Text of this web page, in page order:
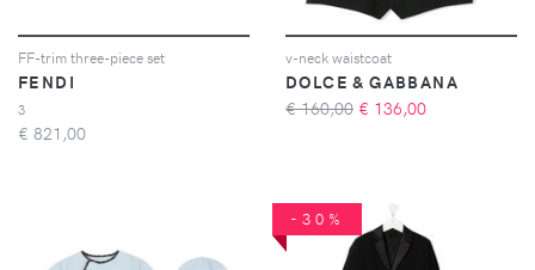
FF-trim three-piece set
FENDI
3
€ 821,00
v-neck waistcoat
DOLCE & GABBANA
€ 160,00 € 136,00
-30%